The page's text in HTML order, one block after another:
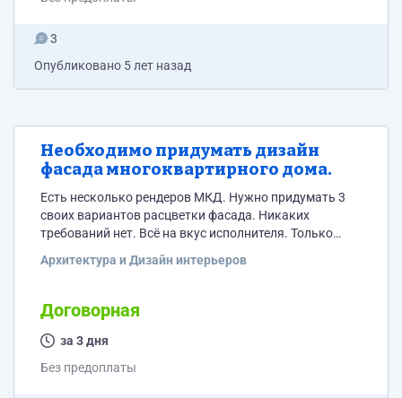
3
Опубликовано 5 лет назад
Необходимо придумать дизайн
фасада многоквартирного дома.
Есть несколько рендеров МКД. Нужно придумать 3
своих вариантов расцветки фасада. Никаких
требований нет. Всё на вкус исполнителя. Только
смотрелся классно. Надо прям чтобы супер было.
рендер и наложить свои варианты фасадов.
Архитектура и Дизайн интерьеров
Договорная
за 3 дня
Без предоплаты